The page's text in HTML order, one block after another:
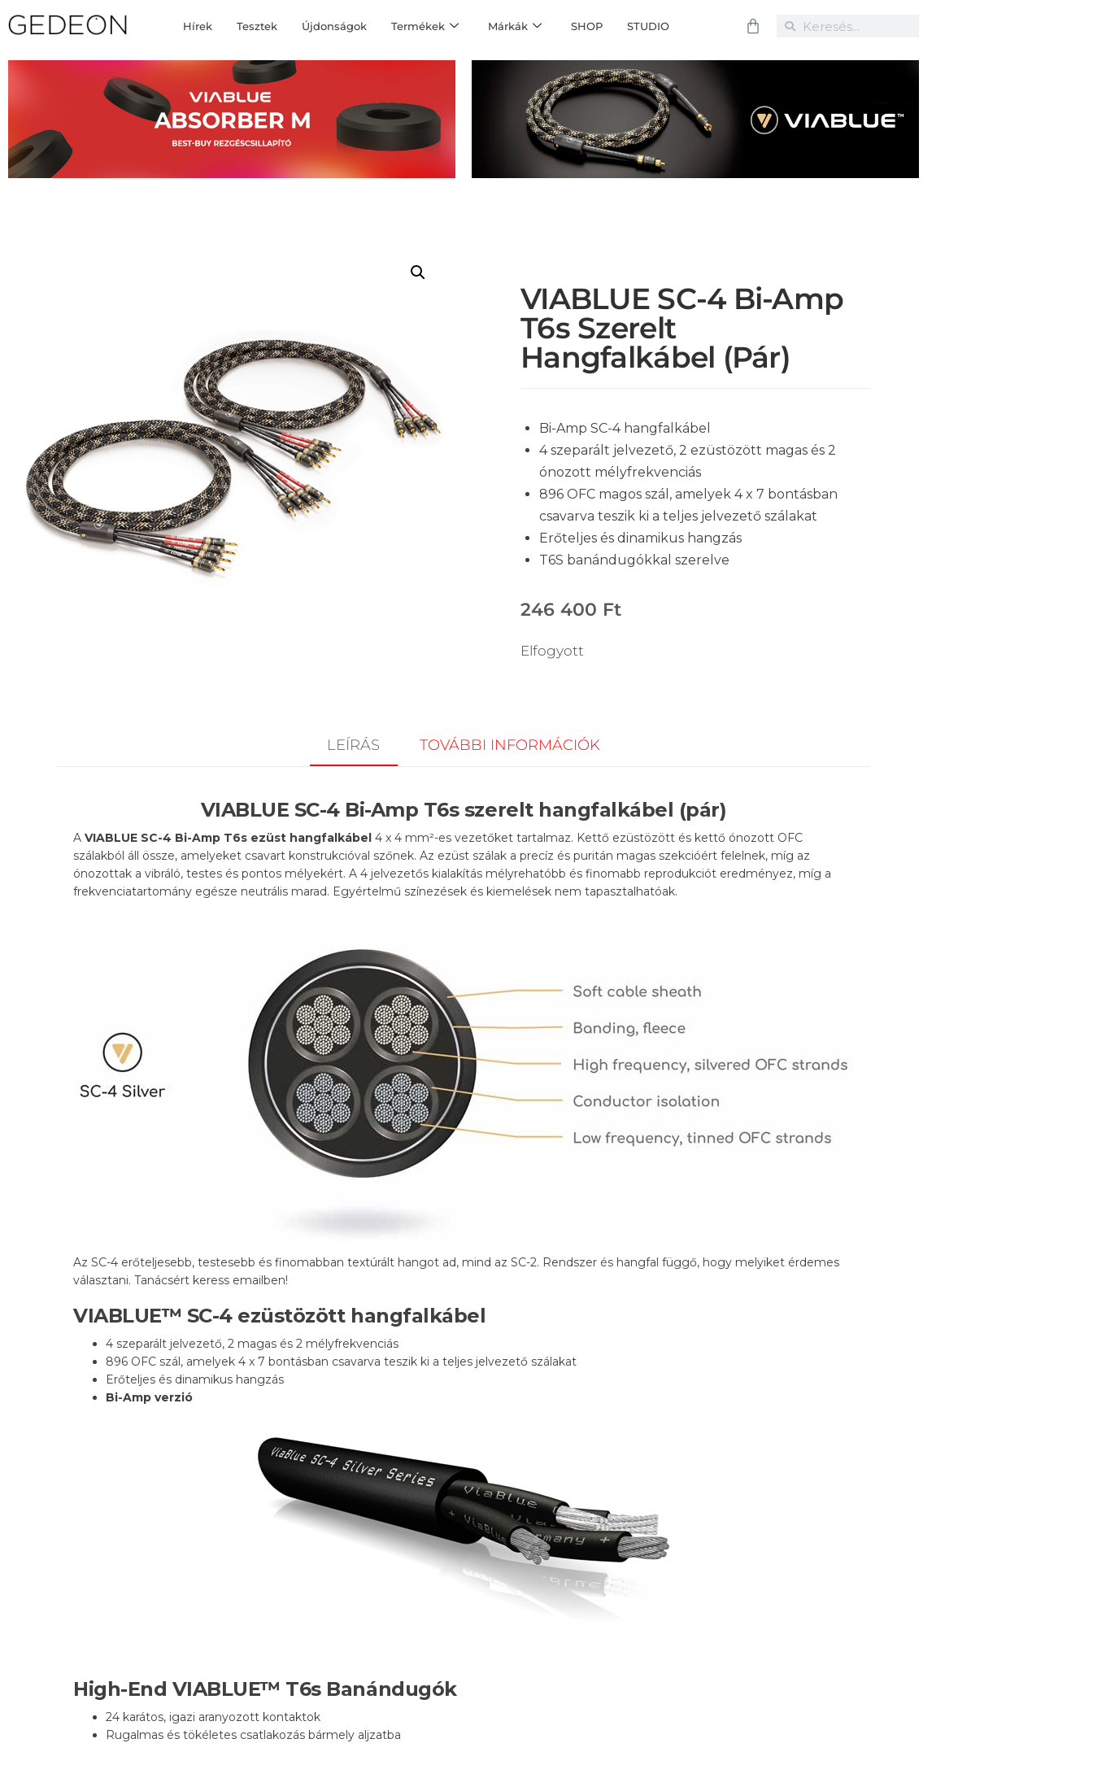
Hírek Tesztek Újdonságok Termékek Márkák SHOP STUDIO
VIABLUE SC-4 Bi-Amp
T6s Szerelt
Hangfalkábel (pár)
Bi-Amp SC-4 hangfalkábel
4 szeparált jelvezető, 2 ezüstözött magas és 2
ónozott mélyfrekvenciás
896 OFC magos szál, amelyek 4 x 7 bontásban
csavarva teszik ki a teljes jelvezető szálakat
Erőteljes és dinamikus hangzás
T6S banándugókkal szerelve
246 400 Ft
Elfogyott
LEÍRÁS TOVÁBBI INFORMÁCIÓK
VIABLUE SC-4 Bi-Amp T6s szerelt hangfalkábel (pár)
A VIABLUE SC-4 Bi-Amp T6s ezüst hangfalkábel 4 x 4 mm²-es vezetőket tartalmaz. Kettő ezüstözött és kettő ónozott OFC
szálakból áll össze, amelyeket csavart konstrukcióval szőnek. Az ezüst szálak a precíz és puritán magas szekcióért felelnek, míg az
ónozottak a vibráló, testes és pontos mélyekért. A 4 jelvezetős kialakítás mélyrehatóbb és finomabb reprodukciót eredményez, míg a
frekvenciatartomány egésze neutrális marad. Egyértelmű színezések és kiemelések nem tapasztalhatóak.
Az SC-4 erőteljesebb, testesebb és finomabban textúrált hangot ad, mind az SC-2. Rendszer és hangfal függő, hogy melyiket érdemes
választani. Tanácsért keress emailben!
VIABLUE™ SC-4 ezüstözött hangfalkábel
4 szeparált jelvezető, 2 magas és 2 mélyfrekvenciás
896 OFC szál, amelyek 4 x 7 bontásban csavarva teszik ki a teljes jelvezető szálakat
Erőteljes és dinamikus hangzás
Bi-Amp verzió
High-End VIABLUE™ T6s Banándugók
24 karátos, igazi aranyozott kontaktok
Rugalmas és tökéletes csatlakozás bármely aljzatba